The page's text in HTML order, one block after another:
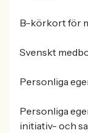
B-körkort för
Svenskt
Personliga
Personliga
initiativ- och